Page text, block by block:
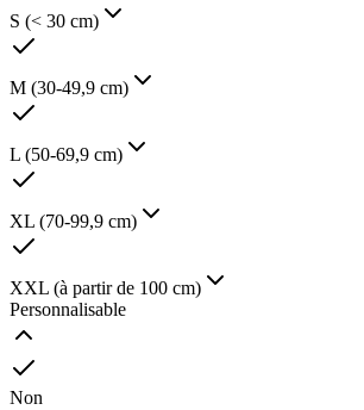
S (< 30 cm)
M (30-49,9 cm)
L (50-69,9 cm)
XL (70-99,9 cm)
XXL (à partir de 100 cm)
Personnalisable
Non